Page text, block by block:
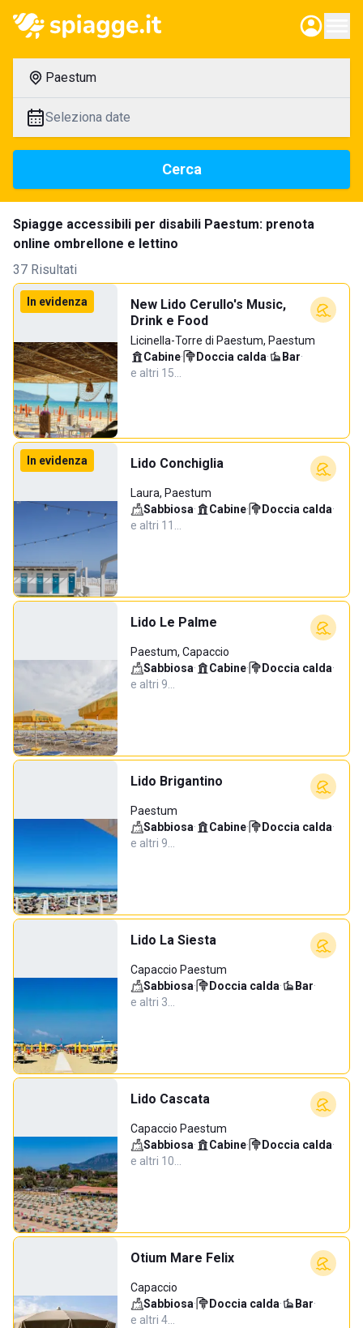
Paestum
Seleziona date
Cerca
Spiagge accessibili per disabili Paestum: prenota
online ombrellone e lettino
37 Risultati
In evidenza
New Lido Cerullo's Music,
Drink e Food
Licinella-Torre di Paestum, Paestum
Cabine· Doccia calda· Bar·
e altri 15…
In evidenza Lido Conchiglia
Laura, Paestum
Sabbiosa· Cabine· Doccia calda·
e altri 11…
Lido Le Palme
Paestum, Capaccio
Sabbiosa· Cabine· Doccia calda·
e altri 9…
Lido Brigantino
Paestum
Sabbiosa· Cabine· Doccia calda·
e altri 9…
Lido La Siesta
Capaccio Paestum
Sabbiosa· Doccia calda· Bar·
e altri 3…
Lido Cascata
Capaccio Paestum
Sabbiosa· Cabine· Doccia calda·
e altri 10…
Otium Mare Felix
Capaccio
Sabbiosa· Doccia calda· Bar·
e altri 4…